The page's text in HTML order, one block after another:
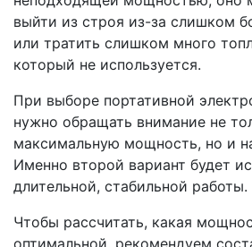
выйти из строя из-за слишком
или тратить слишком много
который не используется.
При выборе портативной
нужно обращать внимание не
максимальную мощность, но и
Именно второй вариант будет
длительной, стабильной работы.
Чтобы рассчитать, какая